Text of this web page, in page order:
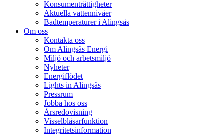
Konsumenträttigheter
Aktuella vattennivåer
Badtemperaturer i Alingsås
Om oss
Kontakta oss
Om Alingsås Energi
Miljö och arbetsmiljö
Nyheter
Energiflödet
Lights in Alingsås
Pressrum
Jobba hos oss
Årsredovisning
Visselblåsarfunktion
Integritetsinformation